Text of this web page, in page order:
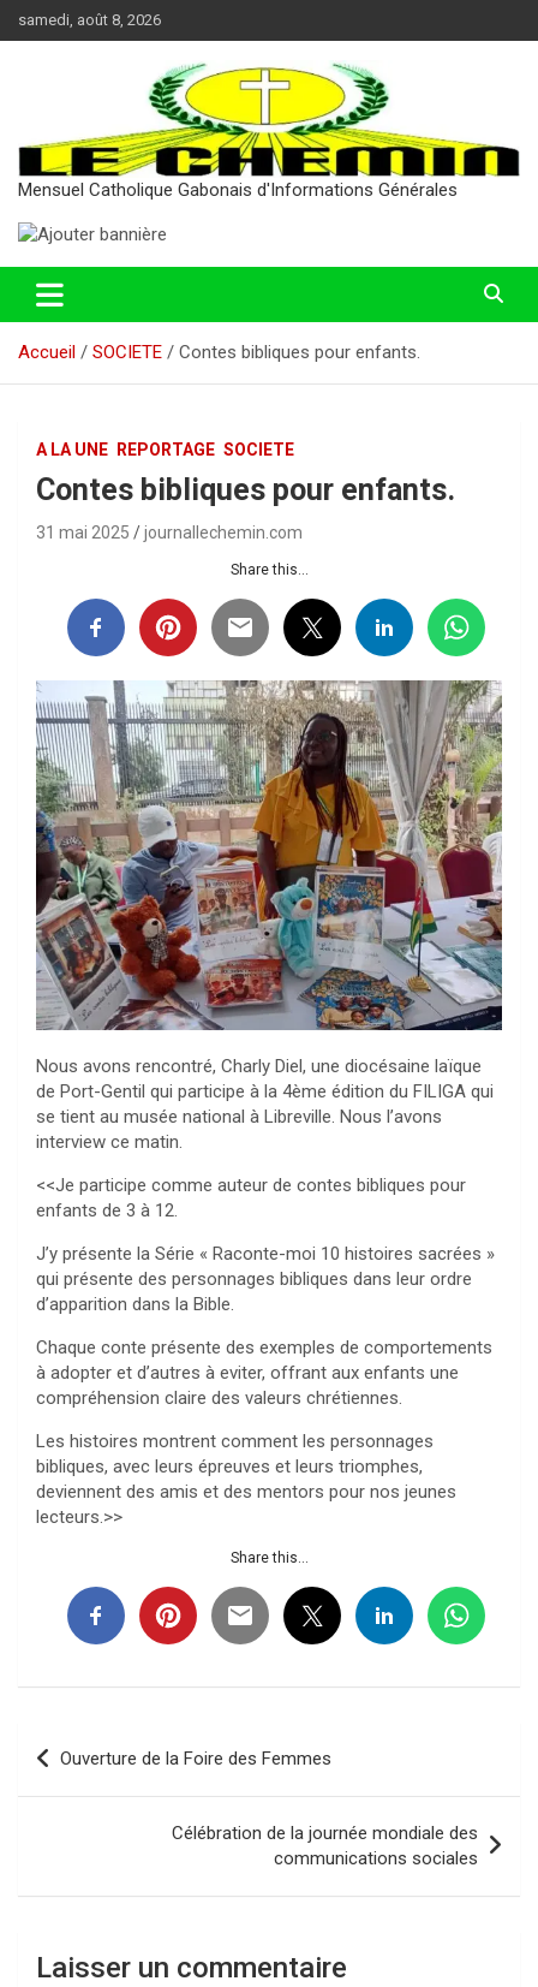
au
samedi, août 8, 2026
Mensuel Catholique Gabonais d'Informations Générales
Accueil SOCIETE Contes bibliques pour enfants.
A LA UNE REPORTAGE SOCIETE
Contes bibliques pour enfants.
31 mai 2025 journallechemin.com
Share this...
Nous avons rencontré, Charly Diel, une diocésaine laïque
de Port-Gentil qui participe à la 4ème édition du FILIGA qui
se tient au musée national à Libreville. Nous l’avons
interview ce matin.
<<Je participe comme auteur de contes bibliques pour
enfants de 3 à 12.
J’y présente la Série « Raconte-moi 10 histoires sacrées »
qui présente des personnages bibliques dans leur ordre
d’apparition dans la Bible.
Chaque conte présente des exemples de comportements
à adopter et d’autres à eviter, offrant aux enfants une
compréhension claire des valeurs chrétiennes.
Les histoires montrent comment les personnages
bibliques, avec leurs épreuves et leurs triomphes,
deviennent des amis et des mentors pour nos jeunes
lecteurs.>>
Share this...
Navigation
de
Ouverture de la Foire des Femmes
Célébration de la journée mondiale des
communications sociales
Laisser un commentaire